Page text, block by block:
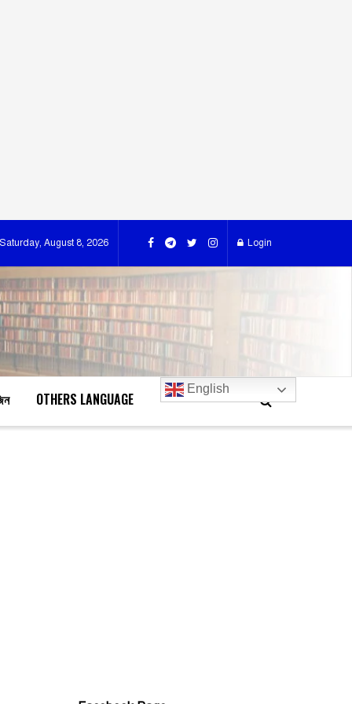
Saturday, August 8, 2026 Login
OTHERS LANGUAGE
English